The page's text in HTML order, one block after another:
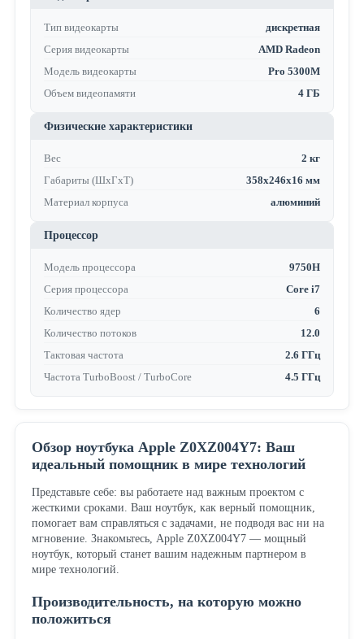
Тип видеокарты
дискретная
Серия видеокарты
AMD Radeon
Модель видеокарты
Pro 5300M
Объем видеопамяти
4 ГБ
Физические характеристики
Вес
2 кг
Габариты (ШхГхТ)
358x246x16 мм
Материал корпуса
алюминий
Процессор
Модель процессора
9750H
Серия процессора
Core i7
Количество ядер
6
Количество потоков
12.0
Тактовая частота
2.6 ГГц
Частота TurboBoost / TurboCore
4.5 ГГц
Обзор ноутбука Apple Z0XZ004Y7: Ваш
идеальный помощник в мире технологий
Представьте себе: вы работаете над важным проектом с
жесткими сроками. Ваш ноутбук, как верный помощник,
помогает вам справляться с задачами, не подводя вас ни на
мгновение. Знакомьтесь, Apple Z0XZ004Y7 — мощный
ноутбук, который станет вашим надежным партнером в
мире технологий.
Производительность, на которую можно
положиться